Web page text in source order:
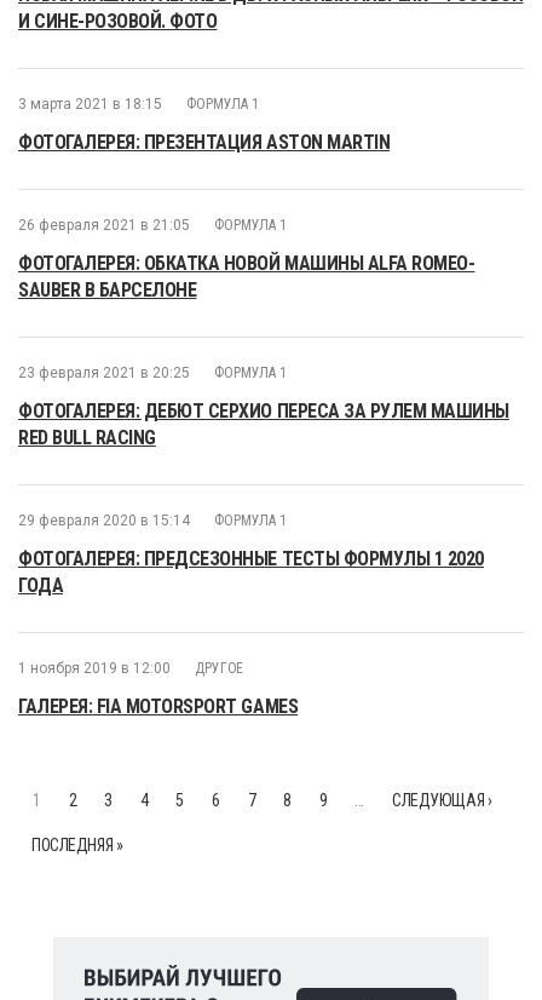
И СИНЕ-РОЗОВОЙ. ФОТО
3 марта 2021 в 18:15 ФОРМУЛА 1
ФОТОГАЛЕРЕЯ: ПРЕЗЕНТАЦИЯ ASTON MARTIN
26 февраля 2021 в 21:05 ФОРМУЛА 1
ФОТОГАЛЕРЕЯ: ОБКАТКА НОВОЙ МАШИНЫ ALFA ROMEO-
SAUBER В БАРСЕЛОНЕ
23 февраля 2021 в 20:25 ФОРМУЛА 1
ФОТОГАЛЕРЕЯ: ДЕБЮТ СЕРХИО ПЕРЕСА ЗА РУЛЕМ МАШИНЫ
RED BULL RACING
29 февраля 2020 в 15:14 ФОРМУЛА 1
ФОТОГАЛЕРЕЯ: ПРЕДСЕЗОННЫЕ ТЕСТЫ ФОРМУЛЫ 1 2020
ГОДА
1 ноября 2019 в 12:00 ДРУГОЕ
ГАЛЕРЕЯ: FIA MOTORSPORT GAMES
1 2 3 4 5 6 7 8 9 СЛЕДУЮЩАЯ ›
ПОСЛЕДНЯЯ »